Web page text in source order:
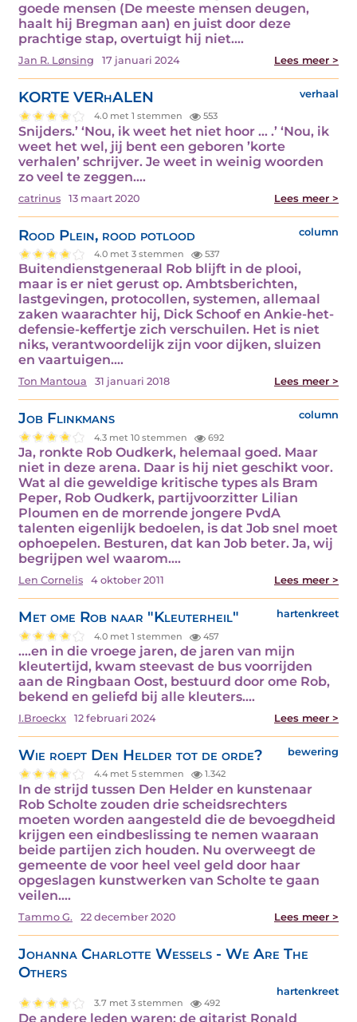
goede mensen (De meeste mensen deugen,
haalt hij Bregman aan) en juist door deze
prachtige stap, overtuigt hij niet.…
Jan R. Lønsing 17 januari 2024 Lees meer >
KORTE VERhALEN verhaal
4.0 met 1 stemmen 553
Snijders.’ ‘Nou, ik weet het niet hoor … .’ ‘Nou, ik
weet het wel, jij bent een geboren ’korte
verhalen’ schrijver. Je weet in weinig woorden
zo veel te zeggen.…
catrinus 13 maart 2020 Lees meer >
Rood Plein, rood potlood column
4.0 met 3 stemmen 537
Buitendienstgeneraal Rob blijft in de plooi,
maar is er niet gerust op. Ambtsberichten,
lastgevingen, protocollen, systemen, allemaal
zaken waarachter hij, Dick Schoof en Ankie-het-
defensie-keffertje zich verschuilen. Het is niet
niks, verantwoordelijk zijn voor dijken, sluizen
en vaartuigen.…
Ton Mantoua 31 januari 2018 Lees meer >
Job Flinkmans column
4.3 met 10 stemmen 692
Ja, ronkte Rob Oudkerk, helemaal goed. Maar
niet in deze arena. Daar is hij niet geschikt voor.
Wat al die geweldige kritische types als Bram
Peper, Rob Oudkerk, partijvoorzitter Lilian
Ploumen en de morrende jongere PvdA
talenten eigenlijk bedoelen, is dat Job snel moet
ophoepelen. Besturen, dat kan Job beter. Ja, wij
begrijpen wel waarom.…
Len Cornelis 4 oktober 2011 Lees meer >
Met ome Rob naar "Kleuterheil" hartenkreet
4.0 met 1 stemmen 457
....en in die vroege jaren, de jaren van mijn
kleutertijd, kwam steevast de bus voorrijden
aan de Ringbaan Oost, bestuurd door ome Rob,
bekend en geliefd bij alle kleuters.…
I.Broeckx 12 februari 2024 Lees meer >
Wie roept Den Helder tot de orde? bewering
4.4 met 5 stemmen 1.342
In de strijd tussen Den Helder en kunstenaar
Rob Scholte zouden drie scheidsrechters
moeten worden aangesteld die de bevoegdheid
krijgen een eindbeslissing te nemen waaraan
beide partijen zich houden. Nu overweegt de
gemeente de voor heel veel geld door haar
opgeslagen kunstwerken van Scholte te gaan
veilen.…
Tammo G. 22 december 2020 Lees meer >
Johanna Charlotte Wessels - We Are The
Others
hartenkreet
3.7 met 3 stemmen 492
De andere leden waren: de gitarist Ronald